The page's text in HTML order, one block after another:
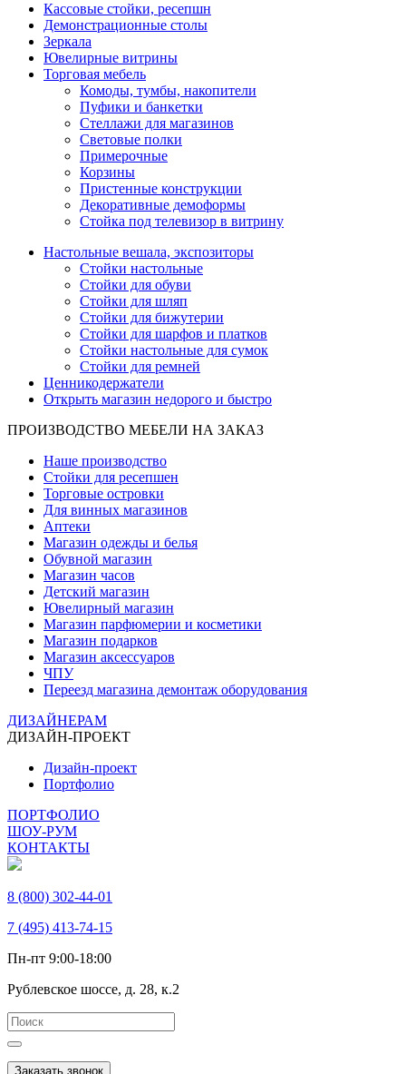
Кассовые стойки, ресепшн
Демонстрационные столы
Зеркала
Ювелирные витрины
Торговая мебель
Комоды, тумбы, накопители
Пуфики и банкетки
Стеллажи для магазинов
Световые полки
Примерочные
Корзины
Пристенные конструкции
Декоративные демоформы
Стойка под телевизор в витрину
Настольные вешала, экспозиторы
Стойки настольные
Стойки для обуви
Стойки для шляп
Стойки для бижутерии
Стойки для шарфов и платков
Стойки настольные для сумок
Стойки для ремней
Ценникодержатели
Открыть магазин недорого и быстро
ПРОИЗВОДСТВО МЕБЕЛИ НА ЗАКАЗ
Наше производство
Стойки для ресепшен
Торговые островки
Для винных магазинов
Аптеки
Магазин одежды и белья
Обувной магазин
Магазин часов
Детский магазин
Ювелирный магазин
Магазин парфюмерии и косметики
Магазин подарков
Магазин аксессуаров
ЧПУ
Переезд магазина демонтаж оборудования
ДИЗАЙНЕРАМ
ДИЗАЙН-ПРОЕКТ
Дизайн-проект
Портфолио
ПОРТФОЛИО
ШОУ-РУМ
КОНТАКТЫ
8 (800) 302-44-01
7 (495) 413-74-15
Пн-пт 9:00-18:00
Рублевское шоссе, д. 28, к.2
Заказать звонок